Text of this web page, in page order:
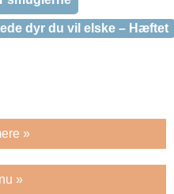
dyr du vil elske – Hæftet
»
»